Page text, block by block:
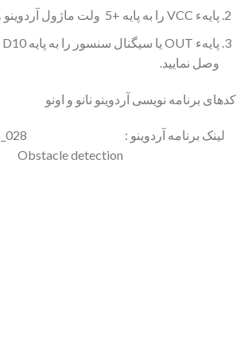
پایهء VCC را به پایه +5 ولت ماژول آردوینو وصل نمایید.
وصل نمایید.
کدهای برنامه نویسی آردوینو نانو و اونو
Obstacle detection